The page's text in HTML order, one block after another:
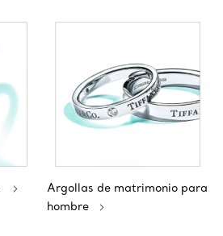
Argollas de matrimonio para
hombre